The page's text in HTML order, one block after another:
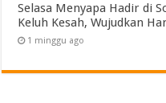
Selasa Menyapa Hadir di
Keluh Kesah, Wujudkan
1 minggu ago